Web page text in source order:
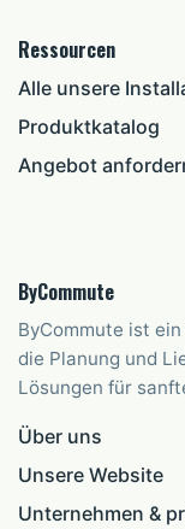
Ressourcen
Alle unsere
Produktkatalog
Angebot
ByCommute
ByCommute ist
die Planung und
Lösungen für
Über uns
Unsere Website
Unternehmen &